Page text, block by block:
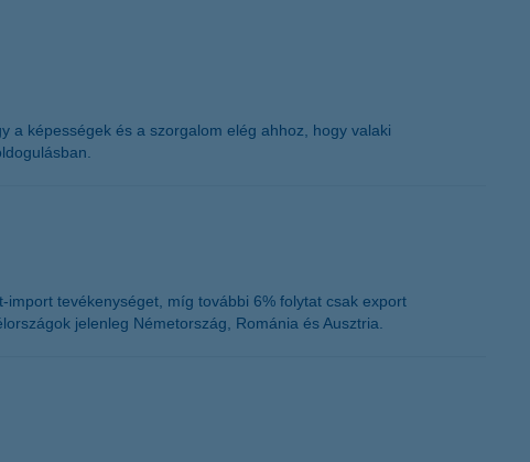
a képességek és a szorgalom elég ahhoz, hogy valaki
tevékenységet, míg további 6% folytat csak export
jelenleg Németország, Románia és Ausztria.